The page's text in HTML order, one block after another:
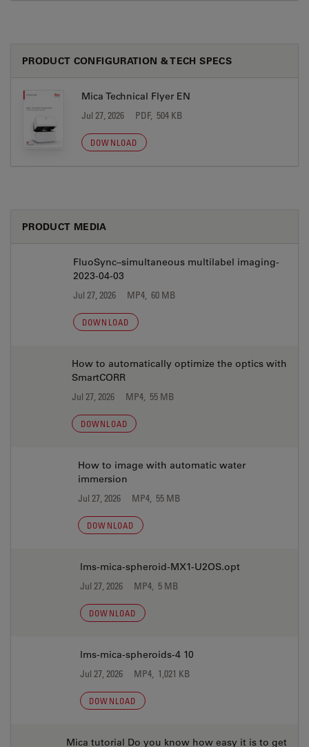
PRODUCT CONFIGURATION & TECH SPECS
Mica Technical Flyer EN
Jul 27, 2026 PDF, 504 KB
DOWNLOAD
PRODUCT MEDIA
FluoSync–simultaneous multilabel imaging-
2023-04-03
Jul 27, 2026 MP4, 60 MB
DOWNLOAD
How to automatically optimize the optics with
SmartCORR
Jul 27, 2026 MP4, 55 MB
DOWNLOAD
How to image with automatic water
immersion
Jul 27, 2026 MP4, 55 MB
DOWNLOAD
lms-mica-spheroid-MX1-U2OS.opt
Jul 27, 2026 MP4, 5 MB
DOWNLOAD
lms-mica-spheroids-4 10
Jul 27, 2026 MP4, 1,021 KB
DOWNLOAD
Mica tutorial Do you know how easy it is to get